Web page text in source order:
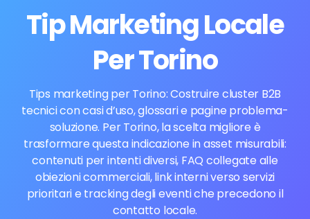
Tip Marketing Locale
Per Torino
Tips marketing per Torino: Costruire cluster B2B
tecnici con casi d’uso, glossari e pagine problema-
soluzione. Per Torino, la scelta migliore è
trasformare questa indicazione in asset misurabili:
contenuti per intenti diversi, FAQ collegate alle
obiezioni commerciali, link interni verso servizi
prioritari e tracking degli eventi che precedono il
contatto locale.